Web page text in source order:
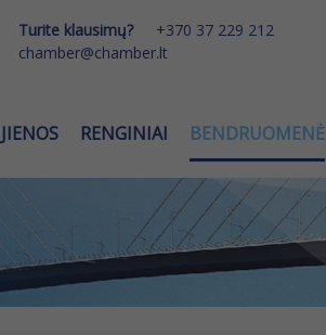
Turite klausimų?
+370 37 229 212
chamber@chamber.lt
RENGINIAI BENDRUOMENĖ